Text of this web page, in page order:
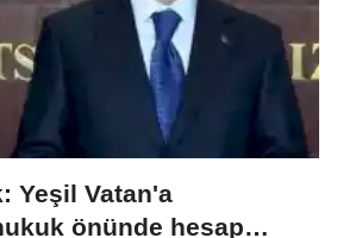
Yeşil Vatan'a
önünde hesap